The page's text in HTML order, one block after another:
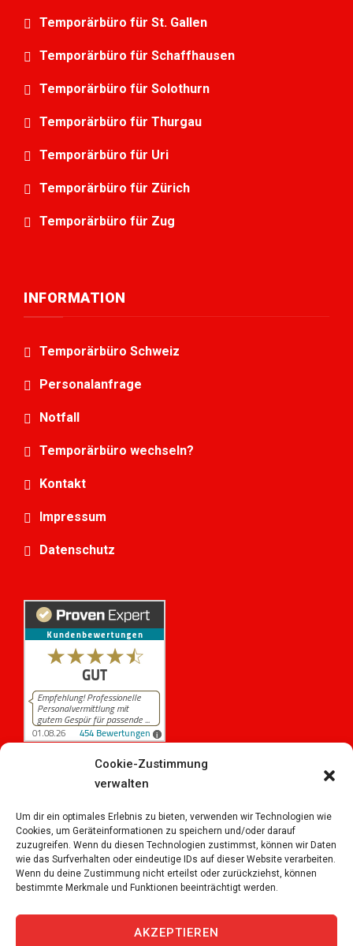
Cookie-Zustimmung
verwalten
Um dir ein optimales Erlebnis zu bieten, verwenden wir Technologien wie
Cookies, um Geräteinformationen zu speichern und/oder darauf
zuzugreifen. Wenn du diesen Technologien zustimmst, können wir Daten
wie das Surfverhalten oder eindeutige IDs auf dieser Website verarbeiten.
Wenn du deine Zustimmung nicht erteilst oder zurückziehst, können
bestimmte Merkmale und Funktionen beeinträchtigt werden.
AKZEPTIEREN
Temporärbüro für St. Gallen
Temporärbüro für Schaffhausen
Temporärbüro für Solothurn
Temporärbüro für Thurgau
Temporärbüro für Uri
Temporärbüro für Zürich
Temporärbüro für Zug
INFORMATION
Temporärbüro Schweiz
Personalanfrage
Notfall
Temporärbüro wechseln?
Kontakt
Impressum
Datenschutz
iPersonal
Bewertungen auf ProvenExpert.com
Temporär & Dauerstellen Schweizweit